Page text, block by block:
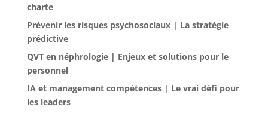
charte
Prévenir les risques psychosociaux | La stratégie
prédictive
QVT en néphrologie | Enjeux et solutions pour le
personnel
IA et management compétences | Le vrai défi pour
les leaders